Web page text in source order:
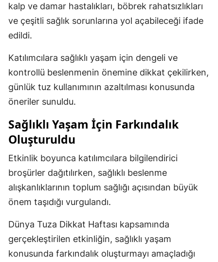
kalp ve damar hastalıkları, böbrek rahatsızlıkları
ve çeşitli sağlık sorunlarına yol açabileceği ifade
edildi.
Katılımcılara sağlıklı yaşam için dengeli ve
kontrollü beslenmenin önemine dikkat çekilirken,
günlük tuz kullanımının azaltılması konusunda
öneriler sunuldu.
Sağlıklı Yaşam İçin Farkındalık
Oluşturuldu
Etkinlik boyunca katılımcılara bilgilendirici
broşürler dağıtılırken, sağlıklı beslenme
alışkanlıklarının toplum sağlığı açısından büyük
önem taşıdığı vurgulandı.
Dünya Tuza Dikkat Haftası kapsamında
gerçekleştirilen etkinliğin, sağlıklı yaşam
konusunda farkındalık oluşturmayı amaçladığı